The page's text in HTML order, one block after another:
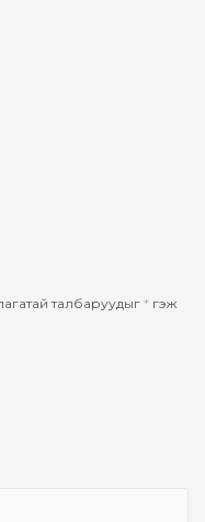
талбаруудыг * гэж